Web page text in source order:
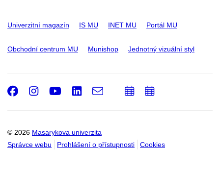
Univerzitní magazín IS MU INET MU Portál MU
Obchodní centrum MU Munishop Jednotný vizuální styl
© 2026 Masarykova univerzita
Správce webu
Prohlášení o přístupnosti Cookies
Facebook
Instagram
Youtube
LinkedIn
e-
PřidatPřidat